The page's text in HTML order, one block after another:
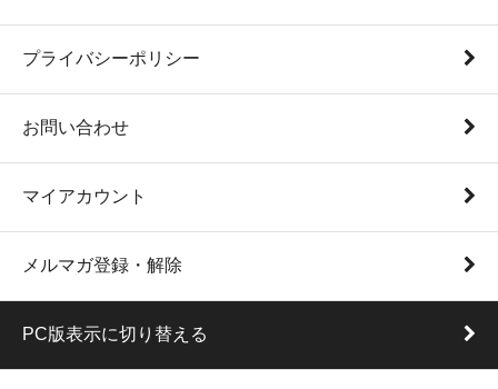
プライバシーポリシー
お問い合わせ
マイアカウント
メルマガ登録・解除
PC版表示に切り替える